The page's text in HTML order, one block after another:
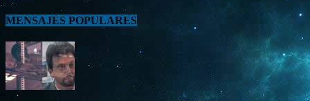
MENSAJES POPULARES